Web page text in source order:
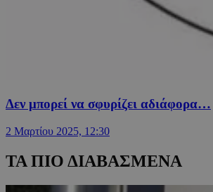
Δεν μπορεί να σφυρίζει αδιάφορα…
2 Μαρτίου 2025, 12:30
ΤΑ ΠΙΟ ΔΙΑΒΑΣΜΕΝΑ